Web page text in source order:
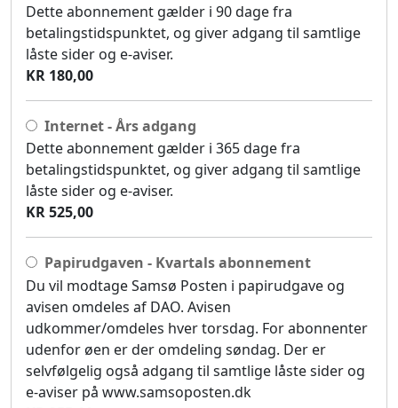
Dette abonnement gælder i 90 dage fra
betalingstidspunktet, og giver adgang til samtlige
låste sider og e-aviser.
KR 180,00
Internet - Års adgang
Dette abonnement gælder i 365 dage fra
betalingstidspunktet, og giver adgang til samtlige
låste sider og e-aviser.
KR 525,00
Papirudgaven - Kvartals abonnement
Du vil modtage Samsø Posten i papirudgave og
avisen omdeles af DAO. Avisen
udkommer/omdeles hver torsdag. For abonnenter
udenfor øen er der omdeling søndag. Der er
selvfølgelig også adgang til samtlige låste sider og
e-aviser på www.samsoposten.dk